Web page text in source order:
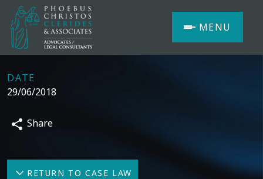
MENU
DATE
29/06/2018
Share
RETURN TO CASE LAW